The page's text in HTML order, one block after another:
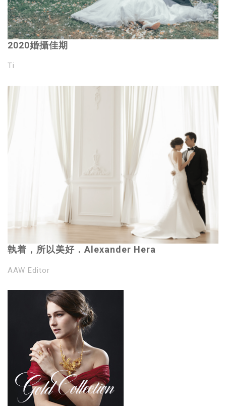
2020婚攝佳期
Ti
執着，所以美好．Alexander Hera
AAW Editor